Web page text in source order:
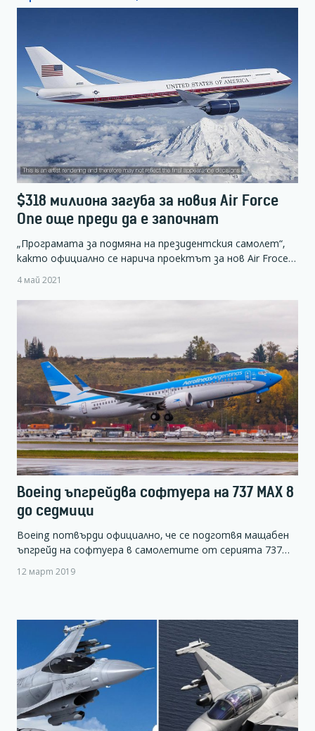
$318 милиона загуба за новия Air Force
One още преди да е започнат
„Програмата за подмяна на президентския самолет“,
както официално се нарича проектът за нов Air Froce…
4 май 2021
Boeing ъпгрейдва софтуера на 737 MAX 8
до седмици
Boeing потвърди официално, че се подготвя мащабен
ъпгрейд на софтуера в самолетите от серията 737…
12 март 2019